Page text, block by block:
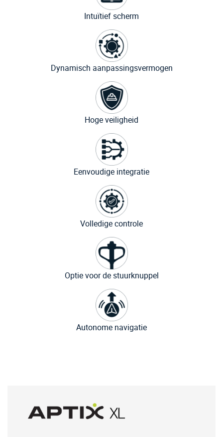
Intuïtief scherm
Dynamisch aanpassingsvermogen
Hoge veiligheid
Eenvoudige integratie
Volledige controle
Optie voor de stuurknuppel
Autonome navigatie